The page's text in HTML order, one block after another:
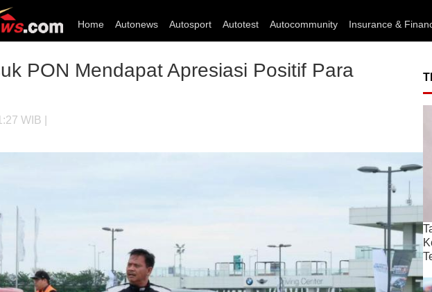
Home Autonews Autosport Autotest Autocommunity Insurance &
PON Mendapat Apresiasi Positif Para
WIB |